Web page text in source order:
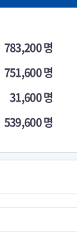
783,200 명
751,600 명
31,600 명
539,600 명